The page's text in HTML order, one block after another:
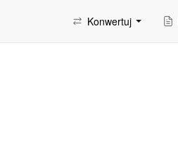
Konwertuj